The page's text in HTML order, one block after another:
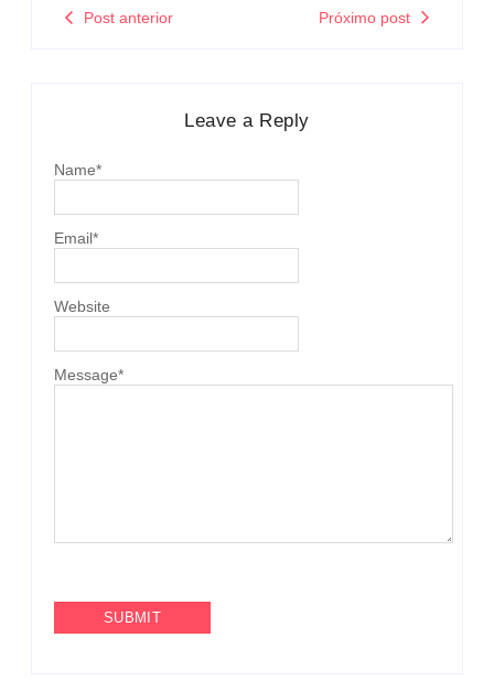
Post anterior Próximo post
Leave a Reply
Message*
Name*
Email*
Website